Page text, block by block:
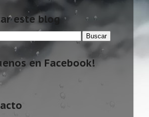
este blog
en Facebook!